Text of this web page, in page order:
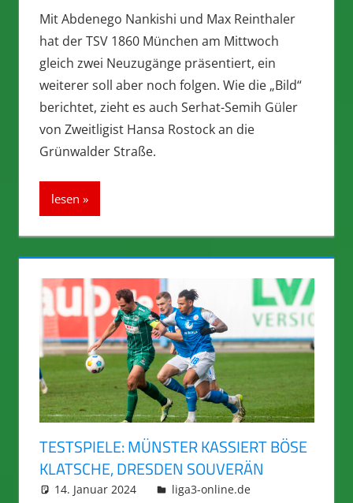
Mit Abdenego Nankishi und Max Reinthaler
hat der TSV 1860 München am Mittwoch
gleich zwei Neuzugänge präsentiert, ein
weiterer soll aber noch folgen. Wie die „Bild“
berichtet, zieht es auch Serhat-Semih Güler
von Zweitligist Hansa Rostock an die
Grünwalder Straße.
lesen
TESTSPIELE: MÜNSTER KASSIERT BÖSE
KLATSCHE, DRESDEN SOUVERÄN
14. Januar 2024 integromat
liga3-online.de